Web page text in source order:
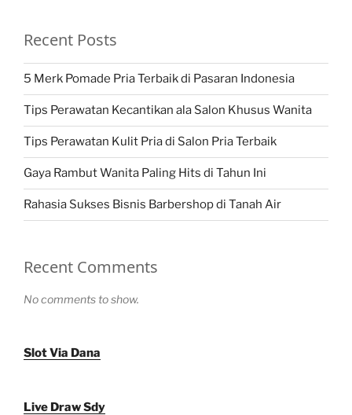
Recent Posts
5 Merk Pomade Pria Terbaik di Pasaran Indonesia
Tips Perawatan Kecantikan ala Salon Khusus Wanita
Tips Perawatan Kulit Pria di Salon Pria Terbaik
Gaya Rambut Wanita Paling Hits di Tahun Ini
Rahasia Sukses Bisnis Barbershop di Tanah Air
Recent Comments
No comments to show.
Slot Via Dana
Live Draw Sdy